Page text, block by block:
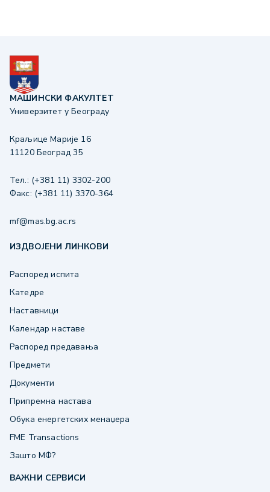
МАШИНСКИ ФАКУЛТЕТ
Универзитет у Београду
Краљице Марије 16
11120 Београд 35
Тел.: (+381 11) 3302-200
Факс: (+381 11) 3370-364
mf@mas.bg.ac.rs
ИЗДВОЈЕНИ ЛИНКОВИ
Распоред испита
Катедре
Наставници
Календар наставе
Распоред предавања
Предмети
Документи
Припремна настава
Обука енергетских менаџера
FME Transactions
Зашто МФ?
ВАЖНИ СЕРВИСИ